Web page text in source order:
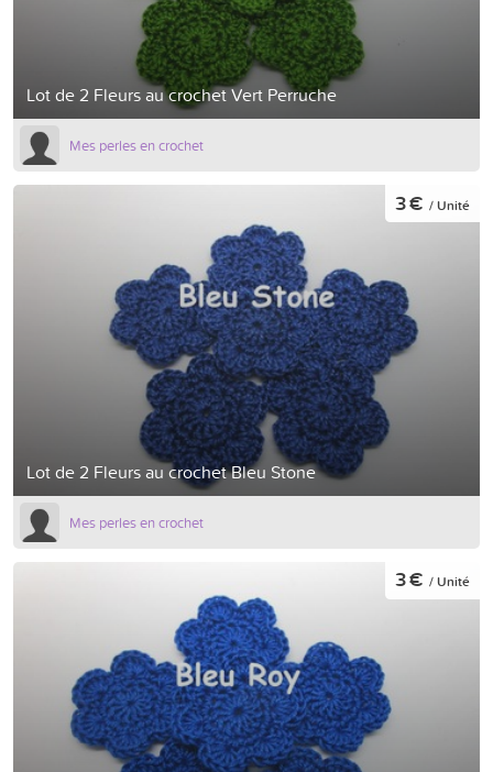
Lot de 2 Fleurs au crochet Vert Perruche
Mes perles en crochet
Lot de 2 Fleurs au crochet Bleu Stone
3 € / Unité
Mes perles en crochet
3 € / Unité